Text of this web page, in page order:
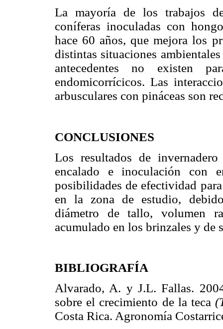
La mayoría de los trabajos
coníferas inoculadas con
hace 60 años, que mejora los
distintas situaciones
antecedentes no existen
endomicorrícicos. Las
arbusculares con pináceas son
CONCLUSIONES
Los resultados de
encalado e inoculación con
posibilidades de efectividad
en la zona de estudio,
diámetro de tallo, volumen
acumulado en los brinzales y de
BIBLIOGRAFÍA
Alvarado, A. y J.L. Fallas.
sobre el crecimiento de la teca
Costa Rica. Agronomía